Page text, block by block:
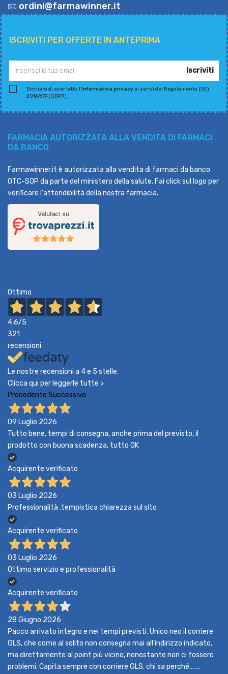
ordini@farmawinner.it
ISCRIVITI PER OFFERTE IN ANTEPRIMA
Iscriviti
Dichiaro di aver letto l'informativa privacyai sensi del Regolamento (UE)
2016/679 (GDPR).
FARMACIA AUTORIZZATA ALLA VENDITA DI FARMACI
DA BANCO
Farmawinner.it è autorizzata alla vendita di farmaci da banco
OTC-SOP da parte del ministero della salute. Fai click sul logo per
verificare l'attendibilità della nostra farmacia.
Ottimo
4,6/5
321
recensioni
Le nostre recensioni a 4 e 5 stelle.
Clicca qui per leggerle tutte >
Precedente Successivo
09 Luglio 2026
Tutto bene, tempi di consegna, anche prima del previsto, il
prodotto con buona scadenza, tutto OK
Acquirente verificato
03 Luglio 2026
Professionalità ,tempistica chiarezza sul sito
Acquirente verificato
03 Luglio 2026
Ottimo servizio e professionalità
Acquirente verificato
28 Giugno 2026
Pacco arrivato integro e nei tempi previsti. Unico neo il corriere
GLS, che come al solito non consegna mai all’indirizzo indicato,
ma direttamente al point più vicino, nonostante non ci fossero
problemi. Capita sempre con corriere GLS, chi sa perché…….